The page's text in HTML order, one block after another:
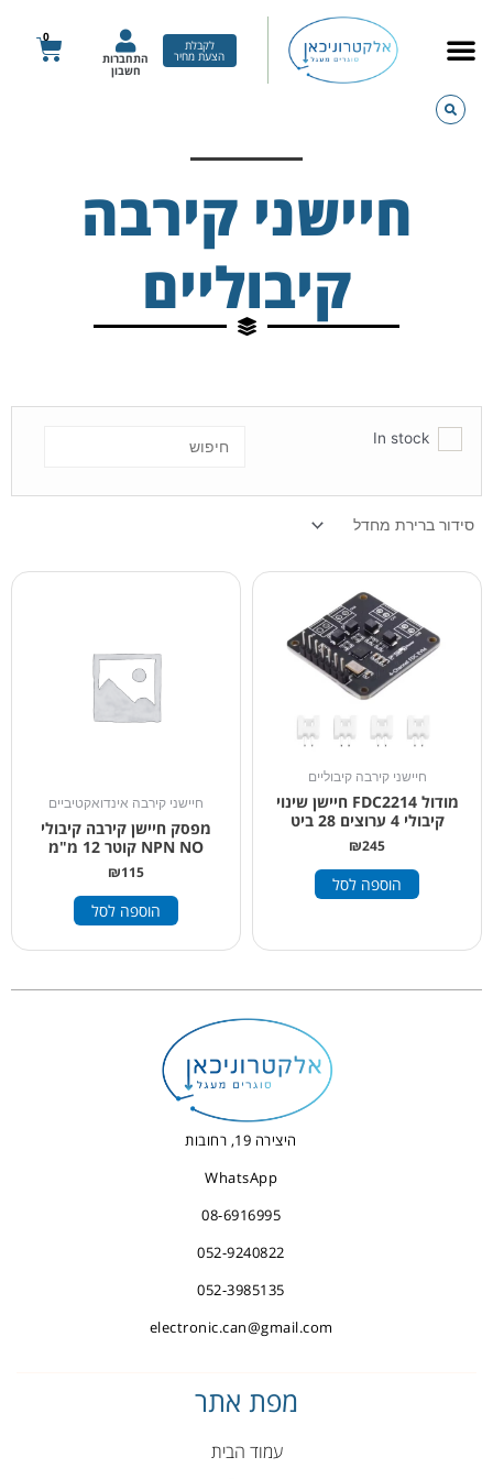
לקבלת
הצעת מחיר התחברות
חשבון
0
עגלת
חיישני קירבה
קיבוליים
In stock
חיישני קירבה קיבוליים
מודול FDC2214 חיישן שינוי
קיבולי 4 ערוצים 28 ביט
₪245
הוספה לסל
חיישני קירבה אינדואקטיביים
מפסק חיישן קירבה קיבולי
NPN NO קוטר 12 מ"מ
₪115
הוספה לסל
היצירה 19, רחובות
WhatsApp
08-6916995
052-9240822
052-3985135
electronic.can@gmail.com
מפת אתר
עמוד הבית